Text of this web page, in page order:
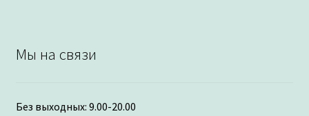
Мы на связи
Без выходных: 9.00-20.00